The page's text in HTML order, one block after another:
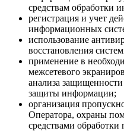
средствам обработки
регистрация и учет
информационных
использование
восстановления
применение в
межсетевого
анализа
защиты информации;
организация
Оператора, охраны
средствами